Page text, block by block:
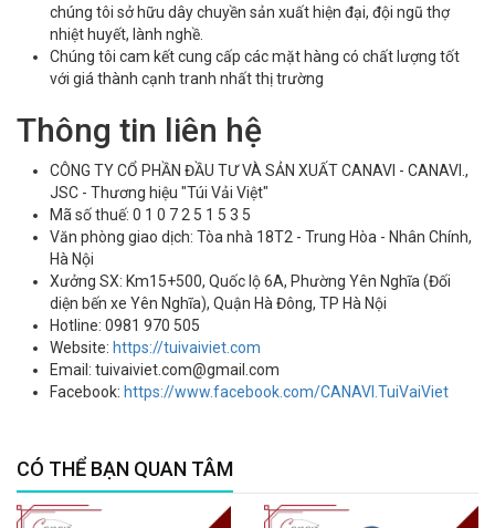
chúng tôi sở hữu dây chuyền sản xuất hiện đại, đội ngũ thợ
nhiệt huyết, lành nghề.
Chúng tôi cam kết cung cấp các mặt hàng có chất lượng tốt
với giá thành cạnh tranh nhất thị trường
Thông tin liên hệ
CÔNG TY CỔ PHẦN ĐẦU TƯ VÀ SẢN XUẤT CANAVI - CANAVI.,
JSC - Thương hiệu "Túi Vải Việt"
Mã số thuế: 0 1 0 7 2 5 1 5 3 5
Văn phòng giao dịch: Tòa nhà 18T2 - Trung Hòa - Nhân Chính,
Hà Nội
Xưởng SX: Km15+500, Quốc lộ 6A, Phường Yên Nghĩa (Đối
diện bến xe Yên Nghĩa), Quận Hà Đông, TP Hà Nội
Hotline: 0981 970 505
Website: https://tuivaiviet.com
Email: tuivaiviet.com@gmail.com
Facebook: https://www.facebook.com/CANAVI.TuiVaiViet
CÓ THỂ BẠN QUAN TÂM